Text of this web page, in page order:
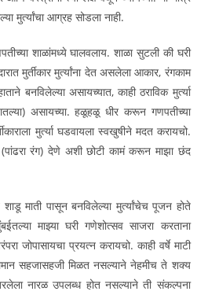
मुर्त्यांचा आग्रह सोडला नाही.
शाळांमध्ये घालवलाय. शाळा सुटली की घरी
मुर्तीकार मुर्त्यांना देत असलेला आकार, रंगकाम
बनविलेल्या असायच्यात, काही ठराविक मुर्त्या
असायच्या. हळूहळू धीर करून गणपतीच्या
मुर्त्या घडवायला स्वखुषीने मदत करायचो.
रंग) देणे अशी छोटी कामं करून माझा छंद
पासून बनविलेल्या मुर्त्यांचेच पूजन होते
माझ्या घरी गणेशोत्सव साजरा करताना
जोपासायचा प्रयत्न करायचो. काही वर्षे माटी
सहजासहजी मिळत नसल्याने नेहमीच ते शक्य
नारळ उपलब्ध होत नसल्याने ती संकल्पना